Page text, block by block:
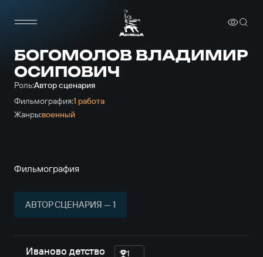
БОГОМОЛОВ ВЛАДИМИР
ОСИПОВИЧ
Роль:Автор сценария
Фильмография:1 работа
Жанры:военный
Фильмография
АВТОР СЦЕНАРИЯ — 1
Иваново детство
1